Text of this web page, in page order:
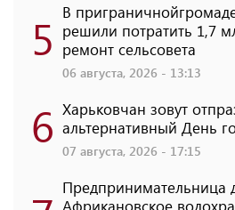
5 В
решили потратить 1,7
ремонт сельсовета
06 августа, 2026 - 13:13
6 Харьковчан зовут
альтернативный День
07 августа, 2026 - 17:15
Предпринимательница
Африкановское